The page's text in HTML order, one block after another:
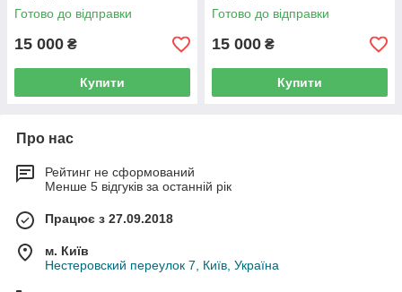
Готово до відправки
15 000 ₴
Купити
Готово до відправки
15 000 ₴
Купити
Про нас
Рейтинг не сформований
Менше 5 відгуків за останній рік
Працює з 27.09.2018
м. Київ
Нестеровский переулок 7, Київ, Україна